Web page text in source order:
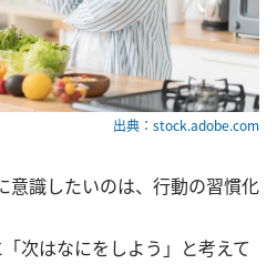
出典：stock.adobe.com
意識したいのは、行動の習慣化
次はなにをしよう」と考えて